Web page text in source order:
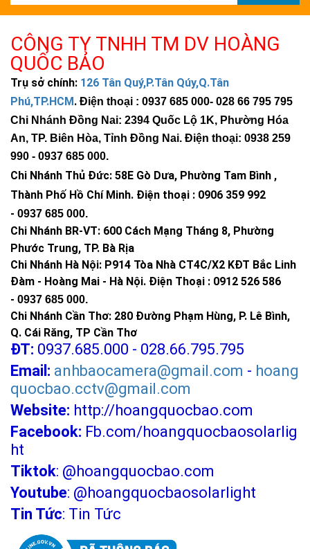
Thông số kỹ thuật JD-8500VN 500W
Thương hiệu JIDI-VINA
CÔNG TY TNHH TM DV HOÀNG
QUỐC BẢO
Trụ sở chính: 126 Tân Quý,P.Tân Qúy,Q.Tân
Phú,TP.HCM. Điện thoại : 0937 685 000- 028 66 795 795
Chi Nhánh Đồng Nai: 2394 Quốc Lộ 1K, Phường Hóa
An, TP. Biên Hòa, Tỉnh Đồng Nai. Điện thoại: 0938 259
990 - 0937 685 000.
Chi Nhánh Thủ Đức: 58E Gò Dưa, Phường Tam Bình ,
Thành Phố Hồ Chí Minh. Điện thoại : 0906 359 992
- 0937 685 000.
Chi Nhánh BR-VT: 600 Cách Mạng Tháng 8, Phường
Phước Trung, TP. Bà Rịa
Chi Nhánh Hà Nội: P914 Tòa Nhà CT4C/X2 KĐT Bắc Linh
Đàm - Hoàng Mai - Hà Nội. Điện Thoại : 0912 526 586
- 0937 685 000.
Chi Nhánh Cần Thơ: 280 Đường Phạm Hùng, P. Lê Bình,
Q. Cái Răng, TP Cần Thơ
ĐT: 0937.685.000 - 028.66.795.795
Email: anhbaocamera@gmail.com - hoang
quocbao.cctv@gmail.com
Website: http://hoangquocbao.com
Facebook: Fb.com/hoangquocbaosolarlig
ht
Tiktok: @hoangquocbao.com
Youtube: @hoangquocbaosolarlight
Tin Tức: Tin Tức